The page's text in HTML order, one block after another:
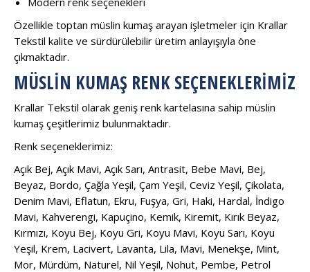
Özellikle toptan müslin kumaş arayan işletmeler için Krallar
Tekstil kalite ve sürdürülebilir üretim anlayışıyla öne
çıkmaktadır.
MÜSLIN KUMAŞ RENK SEÇENEKLERIMIZ
Krallar Tekstil olarak geniş renk kartelasına sahip müslin
kumaş çeşitlerimiz bulunmaktadır.
Renk seçeneklerimiz:
Açık Bej, Açık Mavi, Açık Sarı, Antrasit, Bebe Mavi, Bej,
Beyaz, Bordo, Çağla Yeşil, Çam Yeşil, Ceviz Yeşil, Çikolata,
Denim Mavi, Eflatun, Ekru, Fuşya, Gri, Haki, Hardal, İndigo
Mavi, Kahverengi, Kapuçino, Kemik, Kiremit, Kırık Beyaz,
Kırmızı, Koyu Bej, Koyu Gri, Koyu Mavi, Koyu Sarı, Koyu
Yeşil, Krem, Lacivert, Lavanta, Lila, Mavi, Menekşe, Mint,
Mor, Mürdüm, Naturel, Nil Yeşil, Nohut, Pembe, Petrol